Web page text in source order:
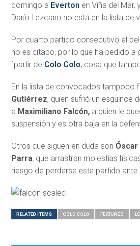
domingo a Everton en Viña del Mar,
Darío Lezcano no está en la lista de
Por cuarto partido consecutivo el
no es citado, por lo que ha pedido a
´partir de Colo Colo, cosa que
En la lista de convocados tampoco
Gutiérrez, quien sufrió un esguince
a Maximiliano Falcón,a quien le
suspensión y es otra baja en la
Otros que siguen en duda son Óscar
Parra, que arrastran molestias
riesgo de perderse este partido ante
RELATED ITEMS COLO COLO FEATURED